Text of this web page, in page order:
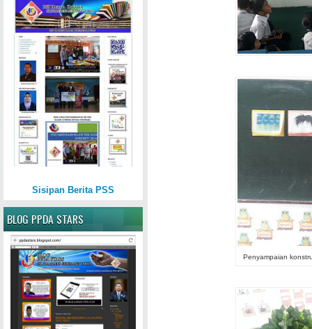
Penyampaian
Sisipan Berita PSS
BLOG PPDA STARS